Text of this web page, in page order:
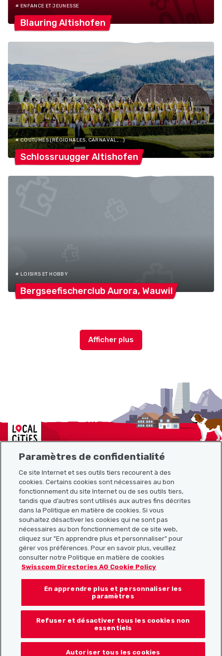
# ENFANCE ET JEUNESSE
Blauring Altishofen
# COUTUMES (RÉGIONALES, CARNAVAL,...)
Schlossruugger Altishofen
# LOISIRS ET HOBBY
Bergseefischerclub Aurora, Wauwil
Localcities
Plan du site
Liens utiles
Télécharger l’application Localcities
Suis-nous sur les réseaux sociaux :
Paramètres de confidentialité
Ce site Internet et ses outils tiers recourent à des
cookies. Certains cookies sont nécessaires au bon
fonctionnement du site Internet ou de ses outils tiers,
tandis que d’autres sont utilisés aux autres fins décrites
dans la Politique en matière de cookies. Si vous
souhaitez désactiver les cookies qui ne sont pas
nécessaires au bon fonctionnement de ce site web,
cliquez sur "En apprendre plus et personnaliser" pour
gérer vos préférences. Pour en savoir plus, veuillez
consulter notre Politique en matière de cookies
Swisscom Directories AG Cookie Policy
En apprendre plus et personnaliser les
paramètres
Refuser et désactiver tous les cookies non
essentiels
Autoriser tous les cookies